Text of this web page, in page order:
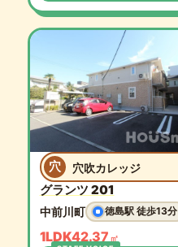
穴 穴吹カレッジ
グランツ 201
中前川町 徳島駅 徒歩13分
1LDK42.37 ㎡